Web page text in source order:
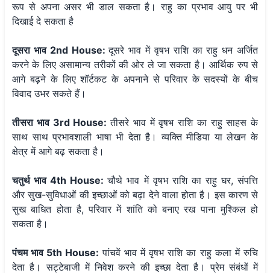
रूप से अपना असर भी डाल सकता है। राहु का प्रभाव आयु पर भी
दिखाई दे सकता है
दूसरा भाव 2nd House:दूसरे भाव में वृषभ राशि का राहु धन अर्जित
करने के लिए असामान्य तरीकों की ओर ले जा सकता है। आर्थिक रुप से
आगे बढ़ने के लिए शॉर्टकट के अपनाने से परिवार के सदस्यों के बीच
विवाद उभर सकते हैं।
तीसरा भाव 3rd House:तीसरे भाव में वृषभ राशि का राहु साहस के
साथ साथ प्रभावशाली भाषा भी देता है। व्यक्ति मीडिया या लेखन के
क्षेत्र में आगे बढ़ सकता है।
चतुर्थ भाव 4th House:चौथे भाव में वृषभ राशि का राहु घर, संपत्ति
और सुख-सुविधाओं की इच्छाओं को बढ़ा देने वाला होता है। इस कारण से
सुख बाधित होता है, परिवार में शांति को बनाए रख पाना मुश्किल हो
सकता है।
पंचम भाव 5th House:पांचवें भाव में वृषभ राशि का राहु कला में रुचि
देता है। सट्टेबाजी में निवेश करने की इच्छा देता है। प्रेम संबंधों में